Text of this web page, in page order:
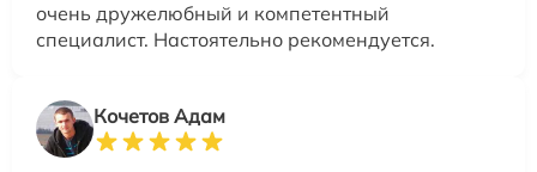
очень дружелюбный и компетентный
специалист. Настоятельно рекомендуется.
Кочетов Адам